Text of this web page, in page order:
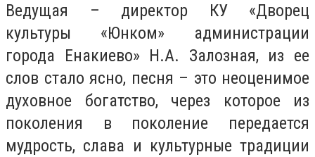
Ведущая – директор КУ «Дворец
культуры «Юнком» администрации
города Енакиево» Н.А. Залозная, из ее
слов стало ясно, песня – это неоценимое
духовное богатство, через которое из
поколения в поколение передается
мудрость, слава и культурные традиции